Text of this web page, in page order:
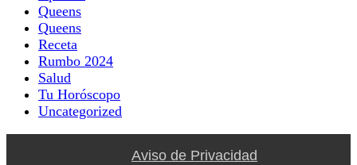
Queens
Queens
Receta
Rumbo 2024
Salud
Tu Horóscopo
Uncategorized
Aviso de Privacidad